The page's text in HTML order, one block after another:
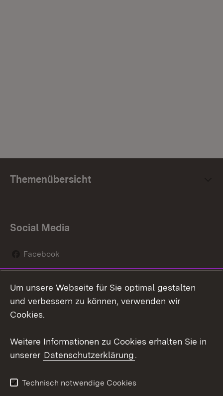
Themenübersicht
Social Media
Facebook
Social Wall
Youtube
Kontakt
Datenschutz
Barrierefreiheit
Um unsere Webseite für Sie optimal gestalten
und verbessern zu können, verwenden wir
Cookies.
Weitere Informationen zu Cookies erhalten Sie in
unserer Datenschutzerklärung.
Technisch notwendige Cookies